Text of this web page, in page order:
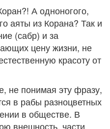
А одноногого,
аяты из Корана? Так и
(сабр) и за
цену жизни, не
красоту от
не понимая эту фразу,
в рабы разноцветных
в обществе. В
внешность, части